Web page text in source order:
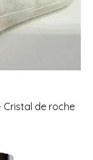
Cristal de roche